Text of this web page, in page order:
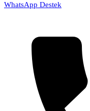
WhatsApp Destek